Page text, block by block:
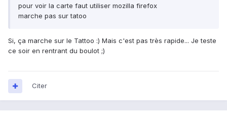
pour voir la carte faut utiliser mozilla firefox
marche pas sur tatoo
Si, ça marche sur le Tattoo :) Mais c'est pas très rapide... Je teste
ce soir en rentrant du boulot ;)
Citer